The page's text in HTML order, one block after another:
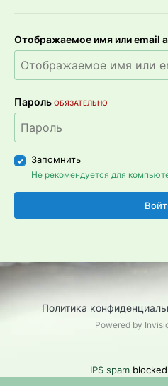
Отображаемое имя или email
Пароль ОБЯЗАТЕЛЬНО
Запомнить
Не рекомендуется для
Политика
Powered by
IPS spam